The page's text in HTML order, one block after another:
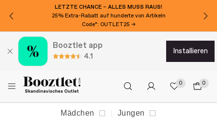
LETZTE CHANCE – ALLES MUSS RAUS!
25% Extra-Rabatt auf hunderte von Artikeln
Code*: OUTLET25 →
Booztlet app
4.1
installieren
0 0
Mädchen Jungen